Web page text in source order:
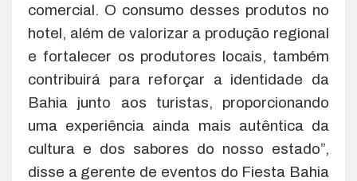
comercial. O consumo desses produtos no
hotel, além de valorizar a produção regional
e fortalecer os produtores locais, também
contribuirá para reforçar a identidade da
Bahia junto aos turistas, proporcionando
uma experiência ainda mais autêntica da
cultura e dos sabores do nosso estado”,
disse a gerente de eventos do Fiesta Bahia